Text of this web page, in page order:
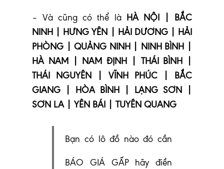
– Và cũng có thể là HÀ NỘI | BẮC
NINH | HƯNG YÊN | HẢI DƯƠNG | HẢI
PHÒNG | QUẢNG NINH | NINH BÌNH |
HÀ NAM | NAM ĐỊNH | THÁI BÌNH |
THÁI NGUYÊN | VĨNH PHÚC | BẮC
GIANG | HÒA BÌNH | LẠNG SƠN |
SƠN LA | YÊN BÁI | TUYÊN QUANG
Bạn có lô đồ nào đó cần
BÁO GIÁ GẤP hãy điền